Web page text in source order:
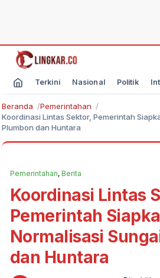
Terkini Nasional Politik
Beranda
Pemerintahan
Koordinasi Lintas Sektor, Pemerintah
Plumbon dan Huntara
Pemerintahan, Berita
Koordinasi Lintas
Pemerintah
Normalisasi
dan Huntara